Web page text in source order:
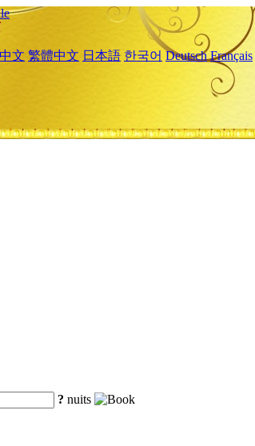
文 繁體中文 日本語 한국어 Deutsch Français
? nuits